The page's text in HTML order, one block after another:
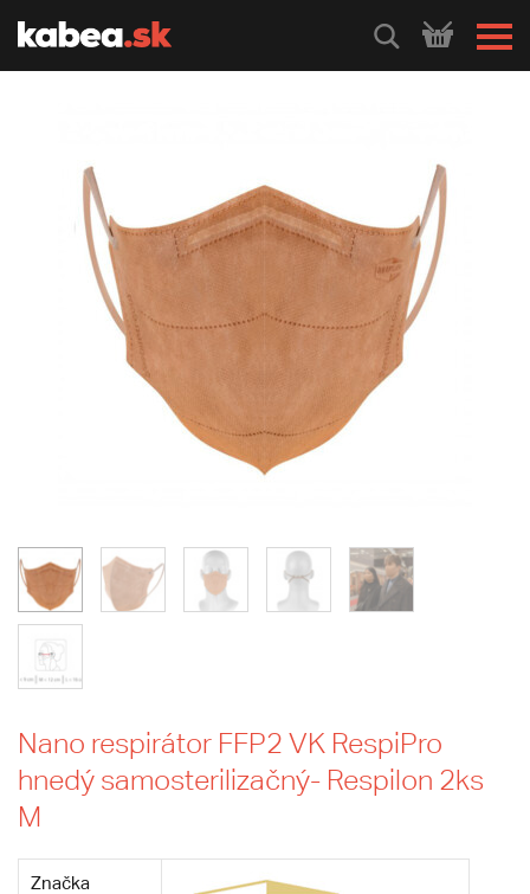
HLEDEJ
Nano respirátor FFP2 VK RespiPro
hnedý samosterilizačný- Respilon 2ks
M
Značka